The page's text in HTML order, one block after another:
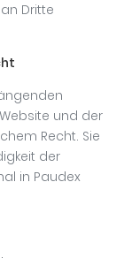
Dritte
und der
Recht. Sie
der
in Paudex